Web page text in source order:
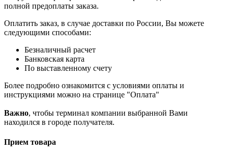
полной предоплаты заказа.
Оплатить заказ, в случае доставки по России, Вы можете
следующими способами:
Безналичный расчет
Банковская карта
По выставленному счету
Более подробно ознакомится с условиями оплаты и
инструкциями можно на странице "Оплата"
Важно, чтобы терминал компании выбранной Вами
находился в городе получателя.
Прием товара